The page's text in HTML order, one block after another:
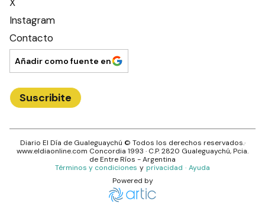
Instagram
Contacto
Añadir como fuente en
Suscribite
Diario El Día de Gualeguaychú © Todos los derechos reservados.·
www.eldiaonline.com Concordia 1993 · C.P.2820 Gualeguaychú, Pcia.
deEntre Ríos - Argentina
Términos y condiciones y privacidad · Ayuda
Powered by